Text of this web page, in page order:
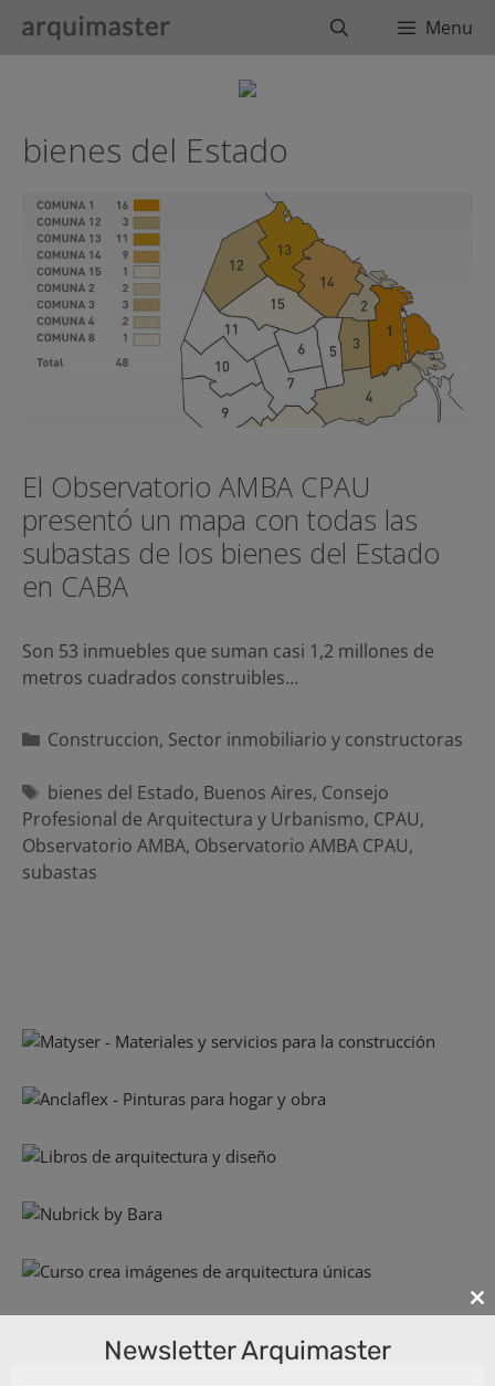
BuscarMenu
bienes del Estado
El Observatorio AMBA CPAU
presentó un mapa con todas las
subastas de los bienes del Estado
en CABA
Son 53 inmuebles que suman casi 1,2 millones de
metros cuadrados construibles…
Categorías
Construccion, Sector inmobiliario y constructoras
Etiquetas
bienes del Estado, Buenos Aires, Consejo
Profesional de Arquitectura y Urbanismo, CPAU,
Observatorio AMBA, Observatorio AMBA CPAU,
subastas
Newsletter Arquimaster